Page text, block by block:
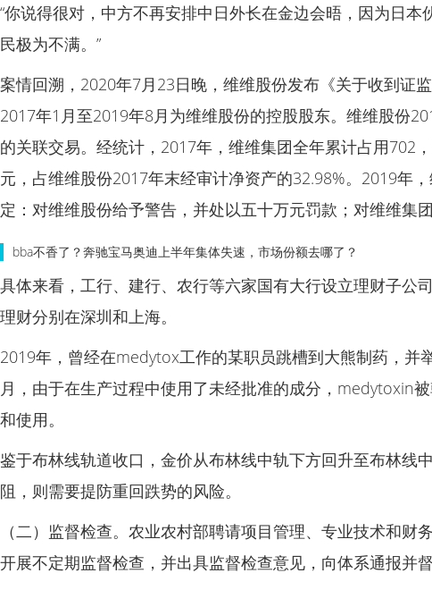
“你说得很对，中方不再安排中日外长在金边会晤，因为日
民极为不满。”
案情回溯，2020年7月23日晚，维维股份发布《关于收到证
2017年1月至2019年8月为维维股份的控股股东。维维股份
的关联交易。经统计，2017年，维维集团全年累计占用702
元，占维维股份2017年末经审计净资产的32.98%。2019年
定：对维维股份给予警告，并处以五十万元罚款；对维维集
bba不香了？奔驰宝马奥迪上半年集体失速，市场份额去哪了？
具体来看，工行、建行、农行等六家国有大行设立理财子公
理财分别在深圳和上海。
2019年，曾经在medytox工作的某职员跳槽到大熊制药，
月，由于在生产过程中使用了未经批准的成分，medytoxin
和使用。
鉴于布林线轨道收口，金价从布林线中轨下方回升至布林线
阻，则需要提防重回跌势的风险。
（二）监督检查。农业农村部聘请项目管理、专业技术和
开展不定期监督检查，并出具监督检查意见，向体系通报并